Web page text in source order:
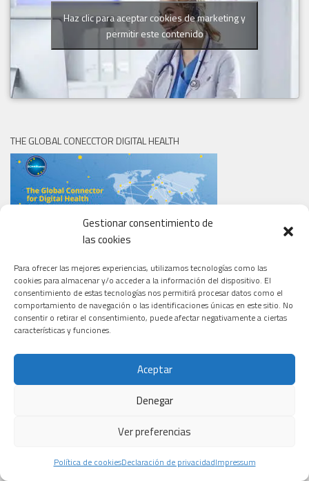
Gestionar consentimiento de
las cookies
Para ofrecer las mejores experiencias, utilizamos tecnologías como las
cookies para almacenar y/o acceder a la información del dispositivo. El
consentimiento de estas tecnologías nos permitirá procesar datos como el
comportamiento de navegación o las identificaciones únicas en este sitio. No
consentir o retirar el consentimiento, puede afectar negativamente a ciertas
características y funciones.
Aceptar
Denegar
Ver preferencias
Política de cookiesDeclaración de privacidadImpressum
Haz clic para aceptar cookies de marketing y
permitir este contenido
THE GLOBAL CONECCTOR DIGITAL HEALTH
ESTO NO ES UNA PERSONA (DOCUMENTAL COFINANCIADO POR